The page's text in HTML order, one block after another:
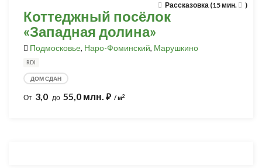
Рассказовка (15 мин. )
Коттеджный посёлок
«Западная долина»
Подмосковье, Наро-Фоминский, Марушкино
RDI
ДОМ СДАН
От 3,0 до 55,0 млн. ⃏ / м2